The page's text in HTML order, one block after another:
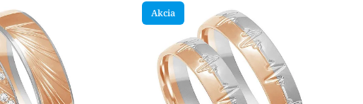
Akcia